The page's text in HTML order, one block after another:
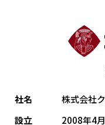
社名
株式会社
設立
2008年4